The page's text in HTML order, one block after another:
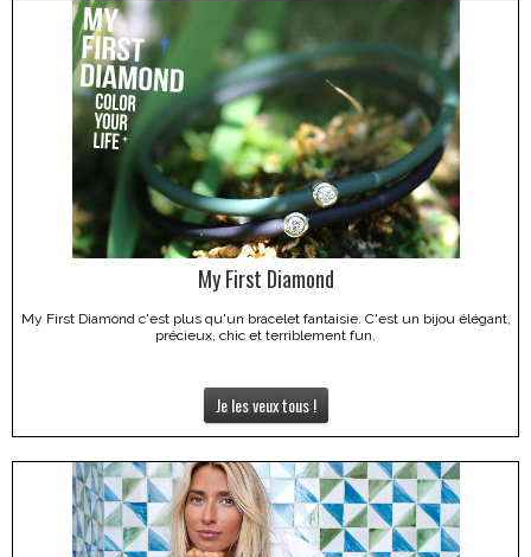
My First Diamond
My First Diamond c'est plus qu'un bracelet fantaisie. C'est un bijou élégant,
précieux, chic et terriblement fun.
Je les veux tous !